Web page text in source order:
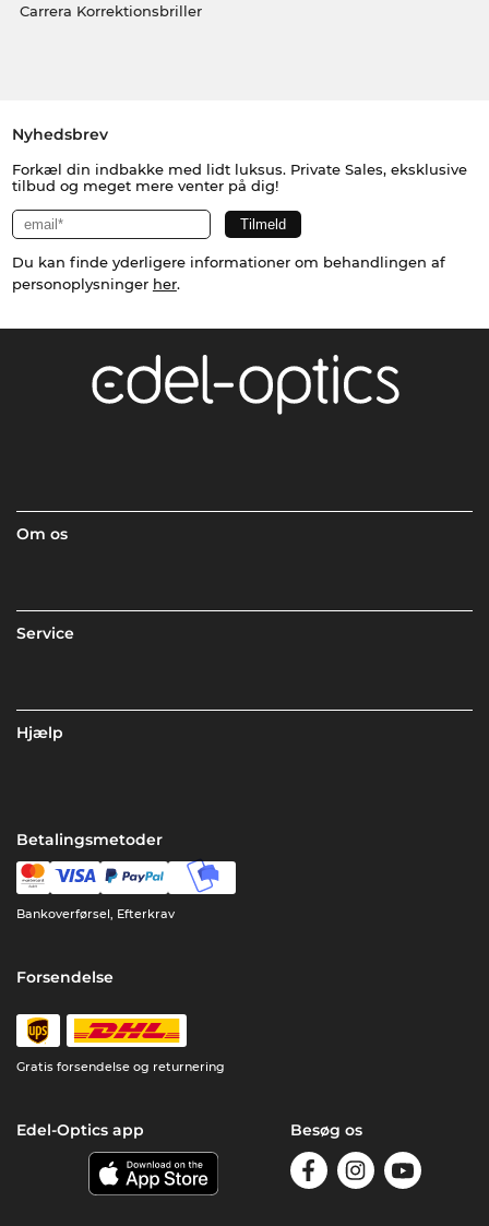
Carrera Korrektionsbriller
Nyhedsbrev
Forkæl din indbakke med lidt luksus. Private Sales, eksklusive
tilbud og meget mere venter på dig!
Du kan finde yderligere informationer om behandlingen af
personoplysninger her.
Om os
Service
Hjælp
Betalingsmetoder
Bankoverførsel, Efterkrav
Forsendelse
Gratis forsendelse og returnering
Edel-Optics app Besøg os